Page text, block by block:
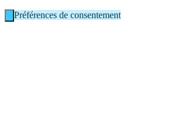
Préférences de consentement